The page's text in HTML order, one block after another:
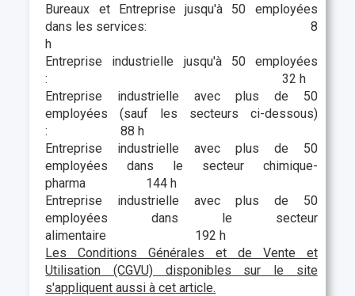
Bureaux et Entreprise jusqu'à 50 employées
dans les services: 8
h
Entreprise industrielle jusqu'à 50 employées
: 32 h
Entreprise industrielle avec plus de 50
employées (sauf les secteurs ci-dessous)
: 88 h
Entreprise industrielle avec plus de 50
employées dans le secteur chimique-
pharma 144 h
Entreprise industrielle avec plus de 50
employées dans le secteur
alimentaire 192 h
Les Conditions Générales et de Vente et
Utilisation (CGVU) disponibles sur le site
s'appliquent aussi à cet article.